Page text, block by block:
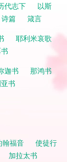
代志下
以斯
诗篇
箴言
耶利米哀歌
迦书
那鸿书
书
翰福音
使徒行
加拉太书